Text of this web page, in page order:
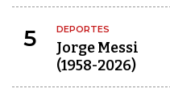
5 DEPORTES
Jorge Messi
(1958-2026)